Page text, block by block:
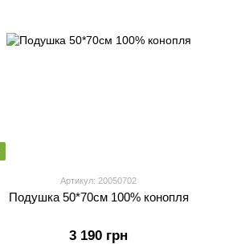
Артикул: 20050702
Подушка 50*70см 100% конопля
3 190 грн